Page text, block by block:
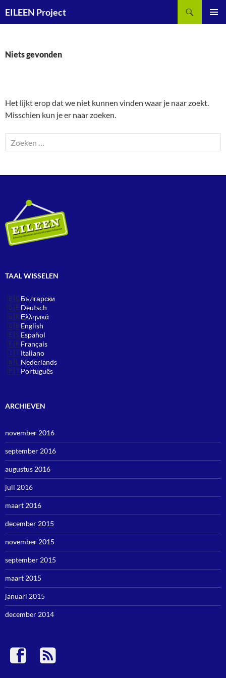
naar
EILEEN Project
Niets gevonden
Het lijkt erop dat we niet kunnen vinden waar je naar zoekt.
Misschien kun je er naar zoeken.
Zoeken
naar:
TAAL WISSELEN
Български
Deutsch
Ελληνικά
English
Español
Français
Italiano
Nederlands
Português
ARCHIEVEN
november 2016
september 2016
augustus 2016
juli 2016
maart 2016
december 2015
november 2015
september 2015
maart 2015
januari 2015
december 2014